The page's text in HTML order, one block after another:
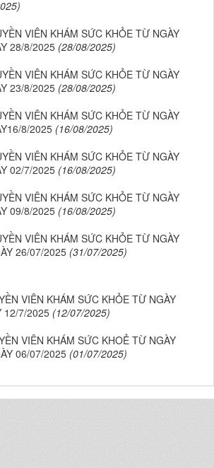
VIÊN KHÁM SỨC KHỎE TỪ NGÀY
28/8/2025 (28/08/2025)
VIÊN KHÁM SỨC KHỎE TỪ NGÀY
23/8/2025 (28/08/2025)
VIÊN KHÁM SỨC KHỎE TỪ NGÀY
8/2025 (16/08/2025)
VIÊN KHÁM SỨC KHỎE TỪ NGÀY
02/7/2025 (16/08/2025)
VIÊN KHÁM SỨC KHỎE TỪ NGÀY
09/8/2025 (16/08/2025)
VIÊN KHÁM SỨC KHỎE TỪ NGÀY
26/07/2025 (31/07/2025)
VIÊN KHÁM SỨC KHỎE TỪ NGÀY
12/7/2025 (12/07/2025)
VIÊN KHÁM SỨC KHOẺ TỪ NGÀY
06/07/2025 (01/07/2025)